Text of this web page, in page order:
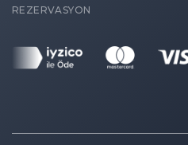
REZERVASYON